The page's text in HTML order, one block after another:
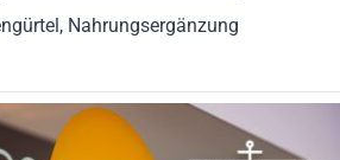
Nahrungsergänzung